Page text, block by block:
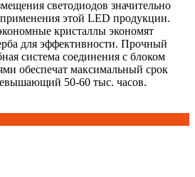
светодиодов значительно
этой LED продукции.
кристаллы экономят
для эффективности. Прочный
система соединения с блоком
обеспечат максимальный срок
50-60 тыс. часов.